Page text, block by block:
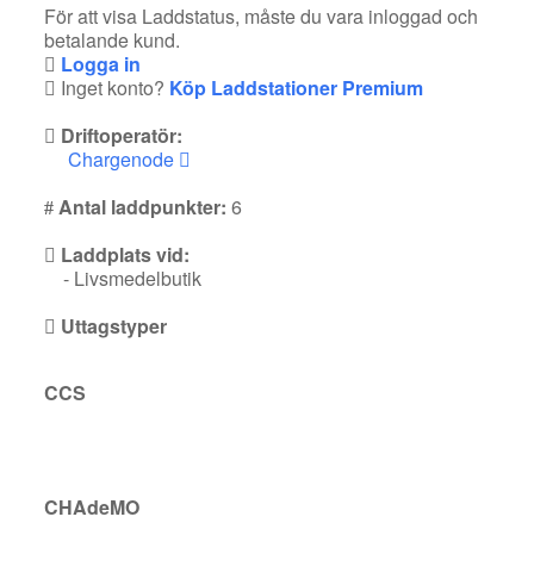
För att visa Laddstatus, måste du vara inloggad och
betalande kund.
Logga in
Inget konto? Köp Laddstationer Premium
Driftoperatör:
Chargenode
Antal laddpunkter: 6
Laddplats vid:
- Livsmedelbutik
Uttagstyper
CCS
CHAdeMO